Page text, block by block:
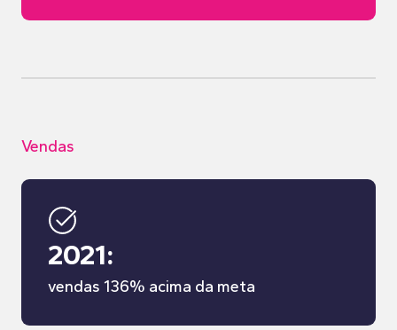
Vendas
2021:
vendas 136% acima da meta